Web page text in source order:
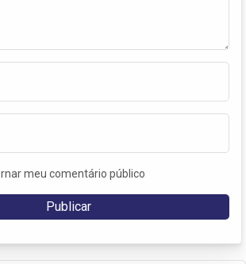
meu comentário público